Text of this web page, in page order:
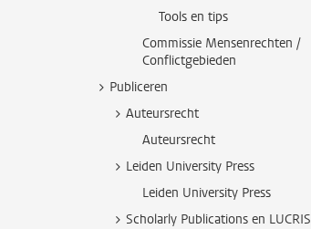
Tools en tips
Commissie Mensenrechten /
Conflictgebieden
Publiceren
Auteursrecht
Auteursrecht
Leiden University Press
Leiden University Press
Scholarly Publications en LUCRIS